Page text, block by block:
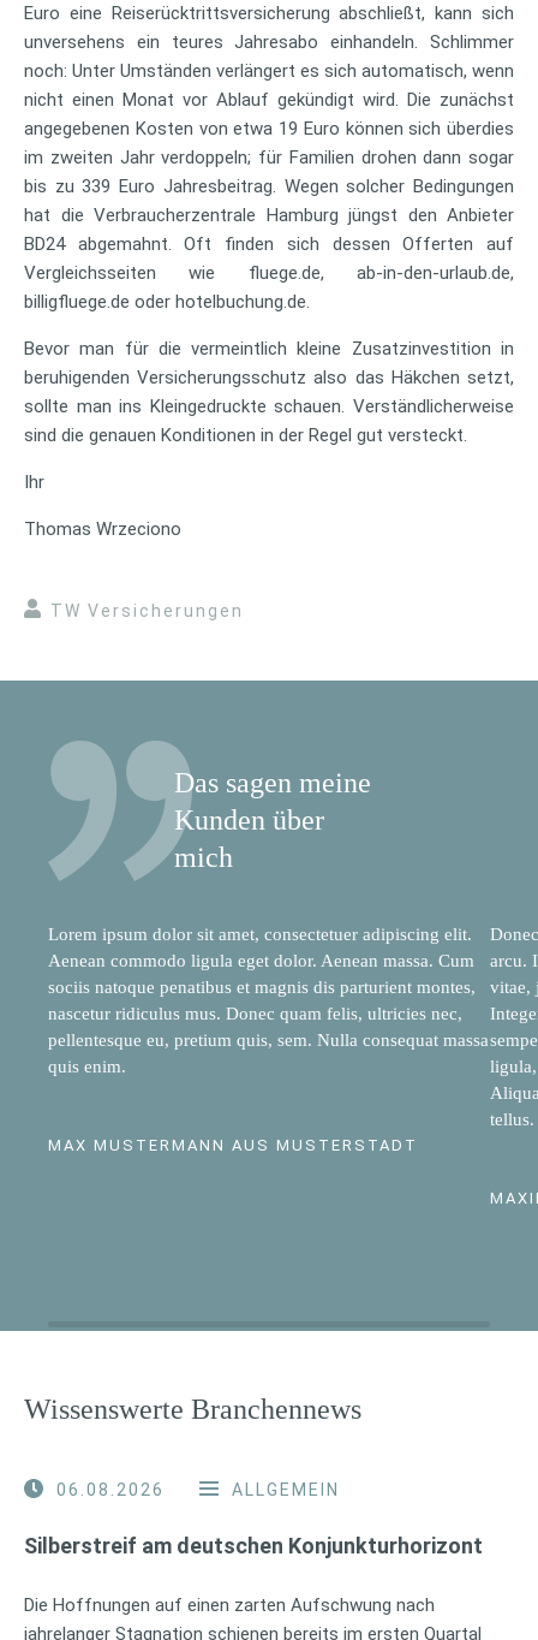
Euro eine Reiserücktrittsversicherung abschließt, kann sich
unversehens ein teures Jahresabo einhandeln. Schlimmer
noch: Unter Umständen verlängert es sich automatisch, wenn
nicht einen Monat vor Ablauf gekündigt wird. Die zunächst
angegebenen Kosten von etwa 19 Euro können sich überdies
im zweiten Jahr verdoppeln; für Familien drohen dann sogar
bis zu 339 Euro Jahresbeitrag. Wegen solcher Bedingungen
hat die Verbraucherzentrale Hamburg jüngst den Anbieter
BD24 abgemahnt. Oft finden sich dessen Offerten auf
Vergleichsseiten wie fluege.de, ab-in-den-urlaub.de,
billigfluege.de oder hotelbuchung.de.
Bevor man für die vermeintlich kleine Zusatzinvestition in
beruhigenden Versicherungsschutz also das Häkchen setzt,
sollte man ins Kleingedruckte schauen. Verständlicherweise
sind die genauen Konditionen in der Regel gut versteckt.
Ihr
Thomas Wrzeciono
TW Versicherungen
Das sagen meine
Kunden über
mich
Lorem ipsum dolor sit amet, consectetuer adipiscing elit.
Aenean commodo ligula eget dolor. Aenean massa. Cum
sociis natoque penatibus et magnis dis parturient montes,
nascetur ridiculus mus. Donec quam felis, ultricies nec,
pellentesque eu, pretium quis, sem. Nulla consequat massa
quis enim.
MAX MUSTERMANN AUS MUSTERSTADT
arcu.
vitae,
tellus.
Wissenswerte Branchennews
06.08.2026 ALLGEMEIN
Silberstreif am deutschen Konjunkturhorizont
Die Hoffnungen auf einen zarten Aufschwung nach
jahrelanger Stagnation schienen bereits im ersten Quartal